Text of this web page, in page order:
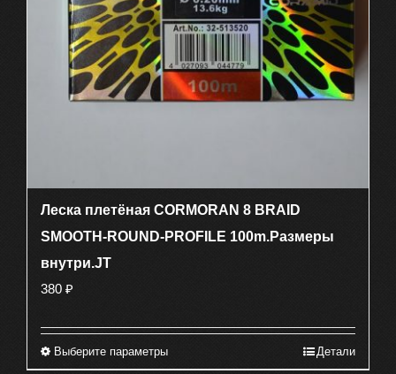
Леска плетёная CORMORAN 8 BRAID
SMOOTH-ROUND-PROFILE 100m.Размеры
внутри.JT
380 ₽
Выберите параметрыЭтот
Детали